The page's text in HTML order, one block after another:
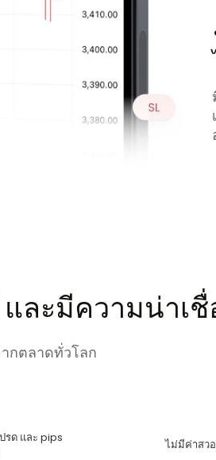
ละมีความน่าเ
กตลาดทั่วโลก
รด และ pips
ไม่มีค่าสว